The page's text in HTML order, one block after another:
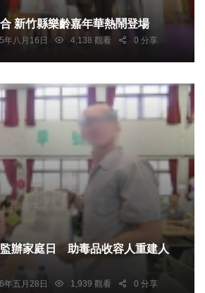
潮世代祖孫大集合 新竹縣樂齡嘉年華熱鬧登場
年八月16日 4,138 觀看 0 分享
辦家庭日 助毒品收容人重建人
年五月28日 1,939 觀看 0 分享